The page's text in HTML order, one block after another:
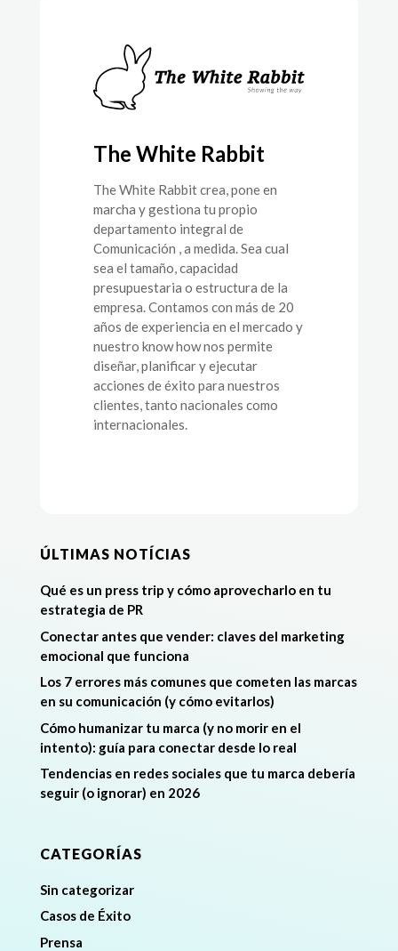
The White Rabbit
The White Rabbit crea, pone en
marcha y gestiona tu propio
departamento integral de
Comunicación , a medida. Sea cual
sea el tamaño, capacidad
presupuestaria o estructura de la
empresa. Contamos con más de 20
años de experiencia en el mercado y
nuestro know how nos permite
diseñar, planificar y ejecutar
acciones de éxito para nuestros
clientes, tanto nacionales como
internacionales.
ÚLTIMAS NOTÍCIAS
Qué es un press trip y cómo aprovecharlo en tu
estrategia de PR
Conectar antes que vender: claves del marketing
emocional que funciona
Los 7 errores más comunes que cometen las marcas
en su comunicación (y cómo evitarlos)
Cómo humanizar tu marca (y no morir en el
intento): guía para conectar desde lo real
Tendencias en redes sociales que tu marca debería
seguir (o ignorar) en 2026
CATEGORÍAS
Sin categorizar
Casos de Éxito
Prensa